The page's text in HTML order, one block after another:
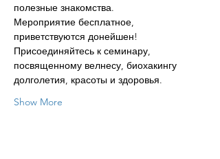
полезные знакомства.
Мероприятие бесплатное,
приветствуются донейшен!
Присоединяйтесь к семинару,
посвященному велнесу, биохакингу
долголетия, красоты и здоровья.
Show More